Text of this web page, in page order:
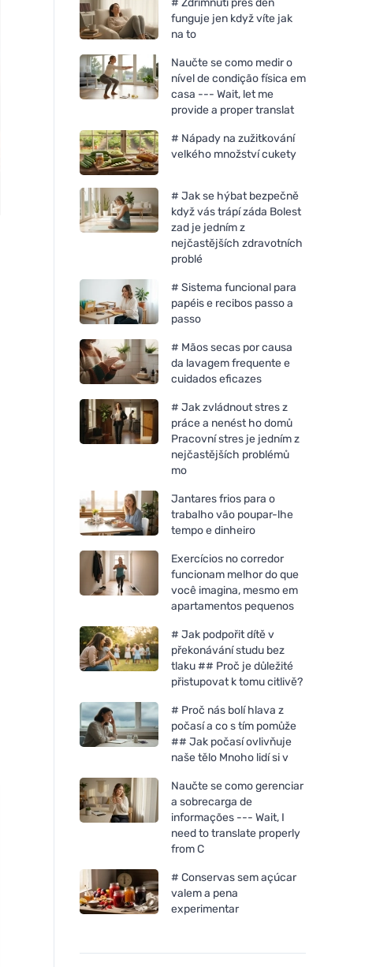
funguje jen když víte jak
na to
Naučte se como medir o
nível de condição física em
casa --- Wait, let me
provide a proper translat
# Nápady na zužitkování
velkého množství cukety
# Jak se hýbat bezpečně
když vás trápí záda Bolest
zad je jedním z
nejčastějších zdravotních
problé
# Sistema funcional para
papéis e recibos passo a
passo
# Mãos secas por causa
da lavagem frequente e
cuidados eficazes
# Jak zvládnout stres z
práce a nenést ho domů
Pracovní stres je jedním z
nejčastějších problémů
mo
Jantares frios para o
trabalho vão poupar-lhe
tempo e dinheiro
Exercícios no corredor
funcionam melhor do que
você imagina, mesmo em
apartamentos pequenos
# Jak podpořit dítě v
překonávání studu bez
tlaku ## Proč je důležité
přistupovat k tomu citlivě?
# Proč nás bolí hlava z
počasí a co s tím pomůže
## Jak počasí ovlivňuje
naše tělo Mnoho lidí si v
Naučte se como gerenciar
a sobrecarga de
informações --- Wait, I
need to translate properly
from C
# Conservas sem açúcar
valem a pena
experimentar